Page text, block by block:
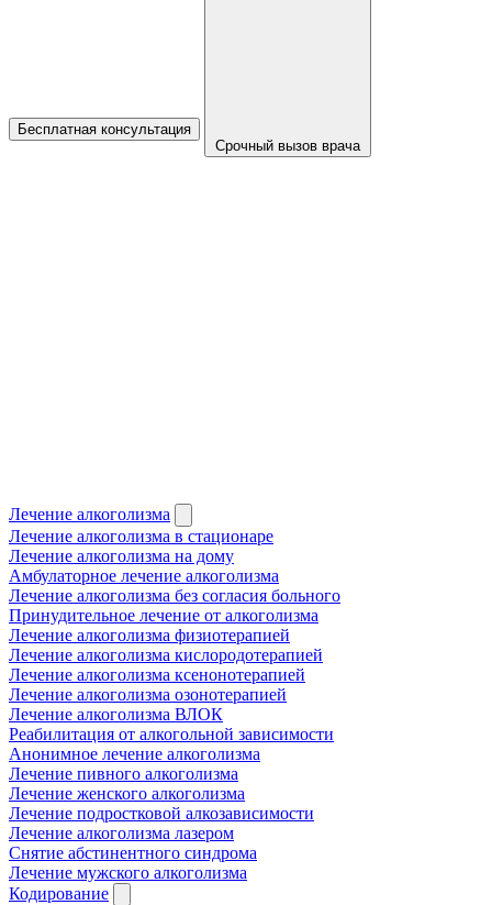
Бесплатная консультация
Срочный вызов врача
Лечение алкоголизма
Лечение алкоголизма в стационаре
Лечение алкоголизма на дому
Амбулаторное лечение алкоголизма
Лечение алкоголизма без согласия больного
Принудительное лечение от алкоголизма
Лечение алкоголизма физиотерапией
Лечение алкоголизма кислородотерапией
Лечение алкоголизма ксенонотерапией
Лечение алкоголизма озонотерапией
Лечение алкоголизма ВЛОК
Реабилитация от алкогольной зависимости
Анонимное лечение алкоголизма
Лечение пивного алкоголизма
Лечение женского алкоголизма
Лечение подростковой алкозависимости
Лечение алкоголизма лазером
Снятие абстинентного синдрома
Лечение мужского алкоголизма
Кодирование